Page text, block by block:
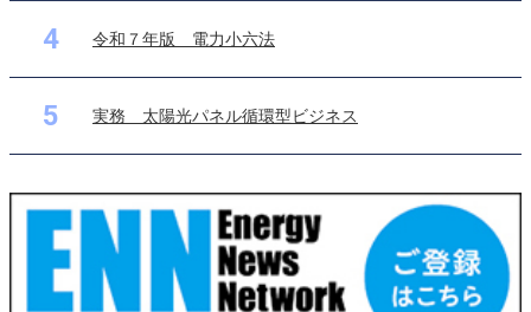
4 令和７年版 電力小六法
5 実務 太陽光パネル循環型ビジネス